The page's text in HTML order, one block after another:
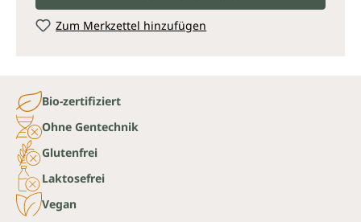
Zum Merkzettel hinzufügen
Bio-zertifiziert
Ohne Gentechnik
Glutenfrei
Laktosefrei
Vegan